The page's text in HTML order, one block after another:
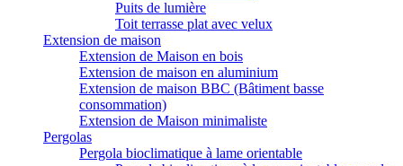
Puits de lumière
Toit terrasse plat avec velux
Extension de maison
Extension de Maison en bois
Extension de maison en aluminium
Extension de maison BBC (Bâtiment basse
consommation)
Extension de Maison minimaliste
Pergolas
Pergola bioclimatique à lame orientable